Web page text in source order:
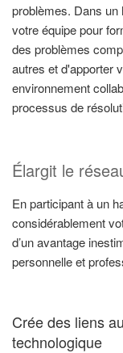
problèmes. Dans
votre équipe pour
des problèmes
autres et d'apporter
environnement
processus de
Élargit le
En participant à un
considérablement
d’un avantage
personnelle et
Crée des liens
technologique